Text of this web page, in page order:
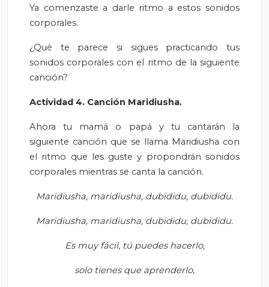
Ya comenzaste a darle ritmo a estos sonidos
corporales.
¿Qué te parece si sigues practicando tus
sonidos corporales con el ritmo de la siguiente
canción?
Actividad 4. Canción Maridiusha.
Ahora tu mamá o papá y tu cantarán la
siguiente canción que se llama Maridiusha con
el ritmo que les gustey propondrán sonidos
corporales mientras se canta la canción.
Maridiusha, maridiusha, dubididu, dubididu.
Maridiusha, maridiusha, dubididu, dubididu.
Es muy fácil, tú puedes hacerlo,
solo tienes que aprenderlo,